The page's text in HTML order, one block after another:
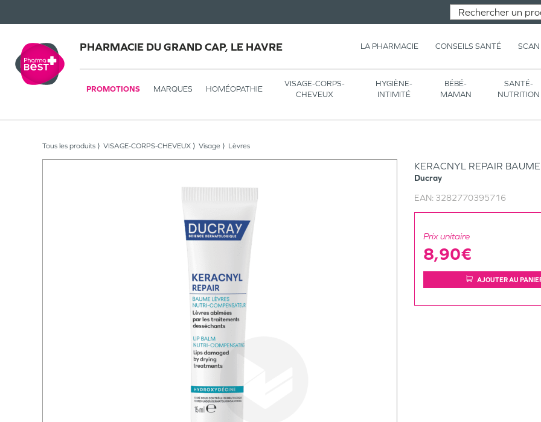
PHARMACIE DU GRAND CAP, LE HAVRE LA PHARMACIE CONSEILS SANTÉ SCAN
PROMOTIONS MARQUES HOMÉOPATHIE
VISAGE-CORPS-
CHEVEUX
HYGIÈNE-
INTIMITÉ
BÉBÉ-
MAMAN
SANTÉ-
NUTRITION
Tous les produits VISAGE-CORPS-CHEVEUX Visage Lèvres
KERACNYL REPAIR
Ducray
EAN: 3282770395716
Prix unitaire
8,90€
AJOUTER AU